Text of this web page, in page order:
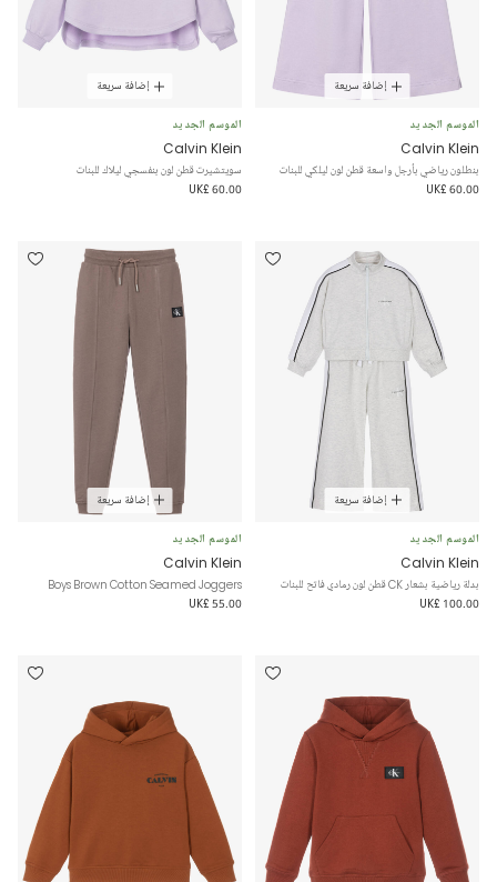
إضافة سريعة
الموسم الجديد
Calvin Klein
بنطلون رياضي بأرجل واسعة قطن لون ليلكي للبنات
UK£ 60.00
إضافة سريعة
الموسم الجديد
Calvin Klein
سويتشيرت قطن لون بنفسجي ليلاك للبنات
UK£ 60.00
إضافة سريعة
الموسم الجديد
Calvin Klein
بدلة رياضية بشعار CK قطن لون رمادي فاتح للبنات
UK£ 100.00
إضافة سريعة
الموسم الجديد
Calvin Klein
Boys Brown Cotton Seamed Joggers
UK£ 55.00